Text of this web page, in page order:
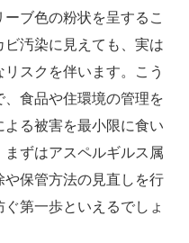
ブ色の粉状を呈するこ
汚染に見えても、実は
スクを伴います。こう
、食品や住環境の管理を
る被害を最小限に食い
ずはアスペルギルス属
保管方法の見直しを行
第一歩といえるでしょ